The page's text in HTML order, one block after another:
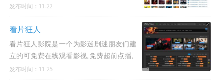
有电影无需注册即可下载，支持手机边下
影天堂是一个资源丰富、更新
发布时间：11-22
看片狂人
看片狂人影院是一个为影迷剧迷朋友们建
立的可免费在线观看影视,免费超前点播,
下载高清视频资源的网站。看片狂人影视
发布时间：11-25